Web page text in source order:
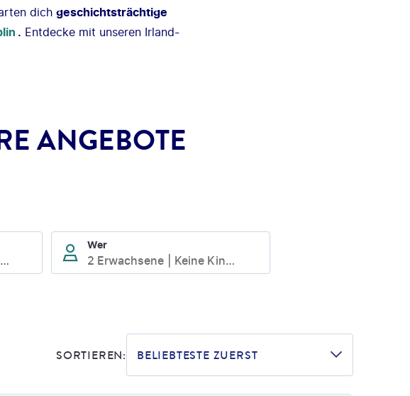
dich geschichtsträchtige
. Entdecke mit unseren Irland-
ANGEBOTE
Wer
2 Erwachsene Keine Kinder
SORTIEREN: BELIEBTESTE ZUERST